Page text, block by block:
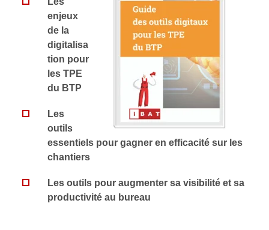
enjeux
de la
digitalisa
tion pour
les TPE
du BTP
Les
outils
essentiels pour gagner en efficacité sur les
chantiers
Les outils pour augmenter sa visibilité et sa
productivité au bureau